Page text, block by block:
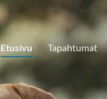
Etusivu Tapahtumat